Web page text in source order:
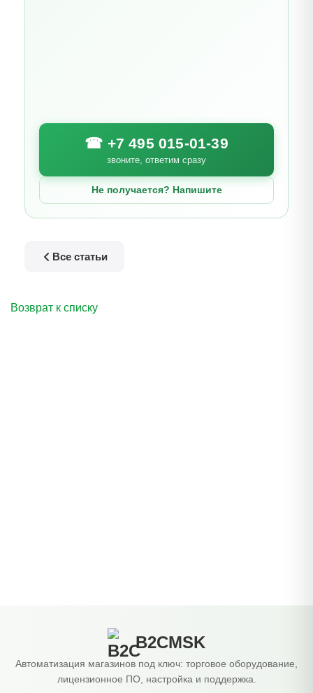
☎ +7 495 015-01-39
звоните, ответим сразу
Не получается? Напишите
Все статьи
Возврат к списку
B2CMSK
Автоматизация магазинов под ключ: торговое оборудование,
лицензионное ПО, настройка и поддержка.